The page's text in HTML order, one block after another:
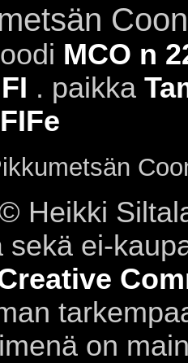
MCO n
FI . paikka
FIFe
Heikki
sekä ei-
on